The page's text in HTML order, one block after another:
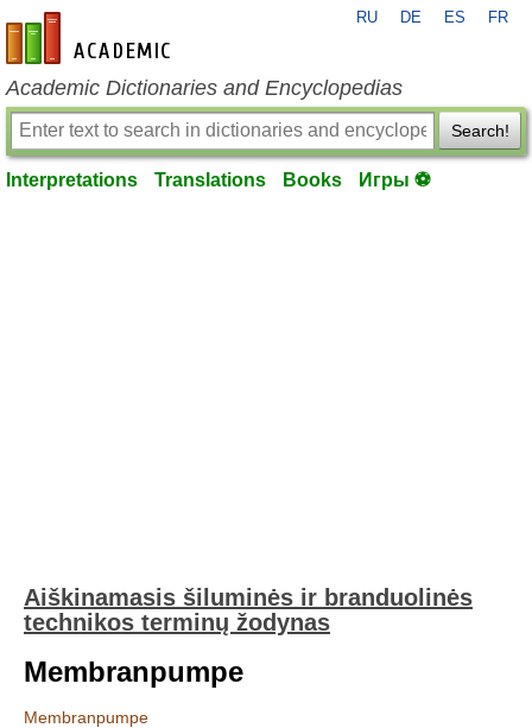
en-academic.com
RU DE ES FR
Academic Dictionaries and Encyclopedias
Search!
Interpretations Translations Books Игры ⚽
Aiškinamasis šiluminės ir branduolinės
technikos terminų žodynas
Membranpumpe
Membranpumpe